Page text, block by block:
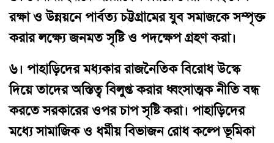
রক্ষা ও উন্নয়নে পার্বত্য চট্টগ্রামের যুব সমাজকে সম্পৃক্ত
করার লক্ষ্যে জনমত সৃষ্টি ও পদক্ষেপ গ্রহণ করা।
৬। পাহাড়িদের মধ্যকার রাজনৈতিক বিরোধ উস্কে
দিয়ে তাদের অস্তিত্ব বিলুপ্ত করার ধ্বংসাত্মক নীতি বন্ধ
করতে সরকারের ওপর চাপ সৃষ্টি করা। পাহাড়িদের
মধ্যে সামাজিক ও ধর্মীয় বিভাজন রোধ কল্পে ভূমিকা